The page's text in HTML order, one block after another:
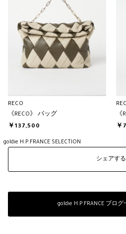
RECO
《RECO》 バッグ
￥137,500
《
￥
goldie H.P.FRANCE SELECTION
シェアする
goldie H.P.FRANCE ブロ